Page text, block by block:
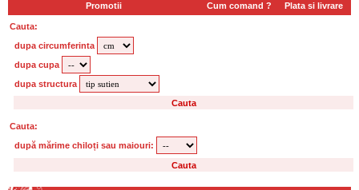
Promotii Cum comand ? Plata si livrare
Cauta:
dupa circumferinta
dupa cupa
dupa structura
Cauta:
după mărime chiloți sau maiouri: